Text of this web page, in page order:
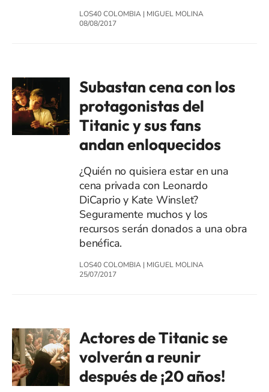
LOS40 COLOMBIA | MIGUEL MOLINA
08/08/2017
Subastan cena con los
protagonistas del
Titanic y sus fans
andan enloquecidos
¿Quién no quisiera estar en una
cena privada con Leonardo
DiCaprio y Kate Winslet?
Seguramente muchos y los
recursos serán donados a una obra
benéfica.
LOS40 COLOMBIA | MIGUEL MOLINA
25/07/2017
Actores de Titanic se
volverán a reunir
después de ¡20 años!